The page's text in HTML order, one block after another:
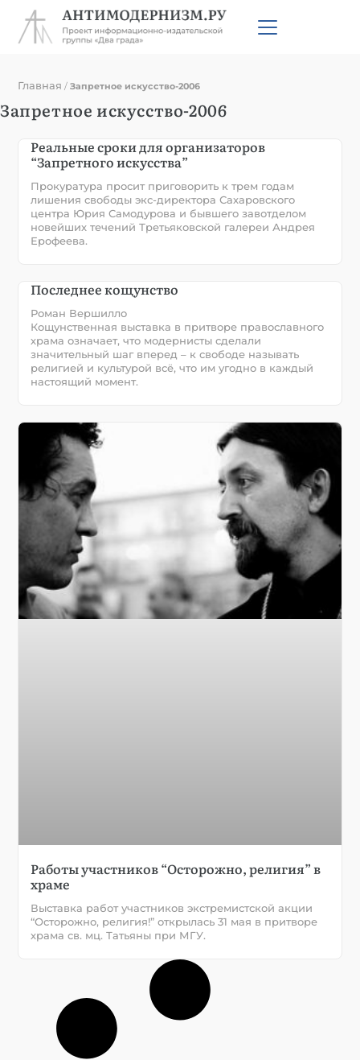
Главная /Запретное искусство-2006
Запретное искусство-2006
Реальные сроки для организаторов
“Запретного искусства”
Прокуратура просит приговорить к трем годам
лишения свободы экс-директора Сахаровского
центра Юрия Самодурова и бывшего завотделом
новейших течений Третьяковской галереи Андрея
Ерофеева.
Последнее кощунство
Роман Вершилло
Кощунственная выставка в притворе православного
храма означает, что модернисты сделали
значительный шаг вперед – к свободе называть
религией и культурой всё, что им угодно в каждый
настоящий момент.
Работы участников “Осторожно, религия” в
храме
Выставка работ участников экстремистской акции
“Осторожно, религия!” открылась 31 мая в притворе
храма св. мц. Татьяны при МГУ.